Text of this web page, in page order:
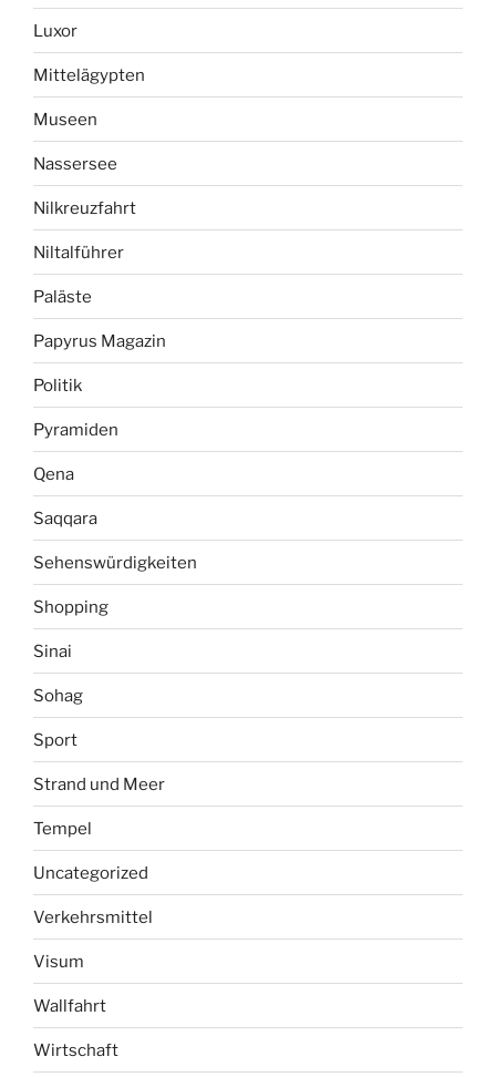
Luxor
Mittelägypten
Museen
Nassersee
Nilkreuzfahrt
Niltalführer
Paläste
Papyrus Magazin
Politik
Pyramiden
Qena
Saqqara
Sehenswürdigkeiten
Shopping
Sinai
Sohag
Sport
Strand und Meer
Tempel
Uncategorized
Verkehrsmittel
Visum
Wallfahrt
Wirtschaft